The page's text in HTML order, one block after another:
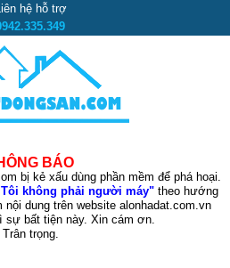
hệ hỗ trợ
BÁO
bị kẻ xấu dùng phần mềm để phá hoại.
Tôi không phải người máy"theo hướng
dung trên website alonhadat.com.vn
sự bất tiện này. Xin cám ơn.
Trân trọng.